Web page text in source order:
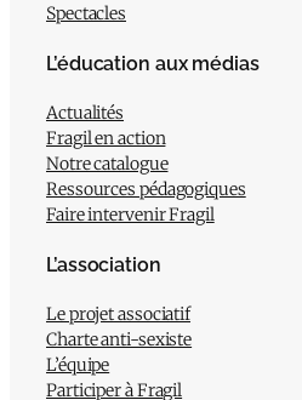
Spectacles
L’éducation aux médias
Actualités
Fragil en action
Notre catalogue
Ressources pédagogiques
Faire intervenir Fragil
L’association
Le projet associatif
Charte anti-sexiste
L’équipe
Participer à Fragil